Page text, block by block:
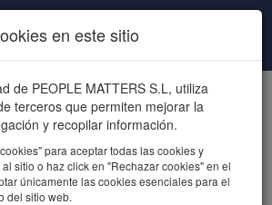
powered by talent
en este sitio
de PEOPLE MATTERS S.L, utiliza
terceros que permiten mejorar la
y recopilar información.
para aceptar todas las cookies y
sitio o haz click en "Rechazar cookies" en el
únicamente las cookies esenciales para el
del sitio web.